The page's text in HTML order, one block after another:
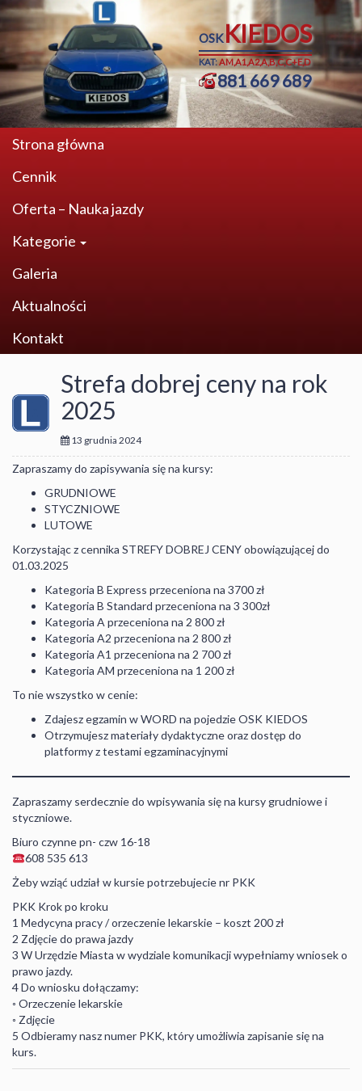
OSKKIEDOS
KAT:AM,A1,A2,A,B,C,C+E,D
881 669 689
Strona główna
Cennik
Oferta – Nauka jazdy
Kategorie
Galeria
Aktualności
Kontakt
Strefa dobrej ceny na rok
2025
13 grudnia 2024
Zapraszamy do zapisywania się na kursy:
GRUDNIOWE
STYCZNIOWE
LUTOWE
Korzystając z cennika STREFY DOBREJ CENY obowiązującej do
01.03.2025
Kategoria B Express przeceniona na 3700 zł
Kategoria B Standard przeceniona na 3 300zł
Kategoria A przeceniona na 2 800 zł
Kategoria A2 przeceniona na 2 800 zł
Kategoria A1 przeceniona na 2 700 zł
Kategoria AM przeceniona na 1 200 zł
To nie wszystko w cenie:
Zdajesz egzamin w WORD na pojedzie OSK KIEDOS
Otrzymujesz materiały dydaktyczne oraz dostęp do
platformy z testami egzaminacyjnymi
Zapraszamy serdecznie do wpisywania się na kursy grudniowe i
styczniowe.
Biuro czynne pn- czw 16-18
608 535 613
Żeby wziąć udział w kursie potrzebujecie nr PKK
PKK Krok po kroku
1 Medycyna pracy / orzeczenie lekarskie – koszt 200 zł
2 Zdjęcie do prawa jazdy
3 W Urzędzie Miasta w wydziale komunikacji wypełniamy wniosek o
prawo jazdy.
4 Do wniosku dołączamy:
◦ Orzeczenie lekarskie
◦ Zdjęcie
5 Odbieramy nasz numer PKK, który umożliwia zapisanie się na
kurs.